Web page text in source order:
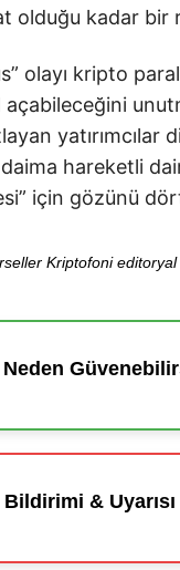
olduğu kadar bir
olayı kripto
açabileceğini
hareketli
için gözünü
Kriptofoni editoryal
Neden
& Uyarısı